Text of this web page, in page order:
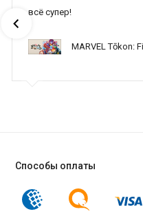
всё супер!
MARVEL Tōkon:
Способы оплаты